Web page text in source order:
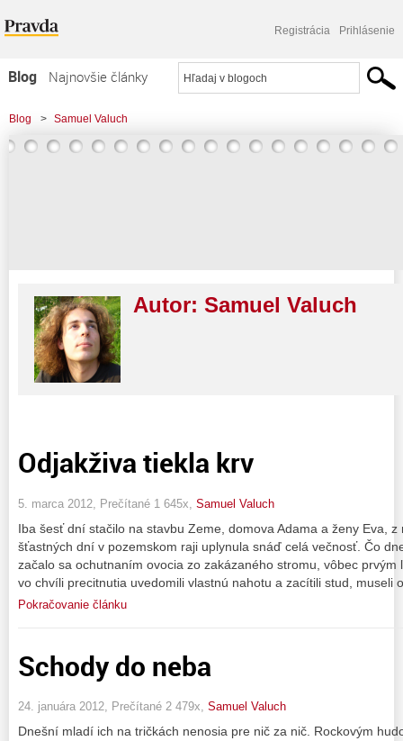
Registrácia Prihlásenie
Blog
Najnovšie články
Najčítanejšie články
Najkomentovanejšie články
Blog > Samuel Valuch
Autor: Samuel Valuch
Odjakživa tiekla krv
5. marca 2012, Prečítané 1 645x, Samuel Valuch
Iba šesť dní stačilo na stavbu Zeme, domova Adama a ženy Eva,
šťastných dní v pozemskom raji uplynula snáď celá večnosť. Čo
začalo sa ochutnaním ovocia zo zakázaného stromu, vôbec
vo chvíli precitnutia uvedomili vlastnú nahotu a zacítili stud,
Pokračovanie článku
Schody do neba
24. januára 2012, Prečítané 2 479x, Samuel Valuch
Dnešní mladí ich na tričkách nenosia pre nič za nič. Rockovým